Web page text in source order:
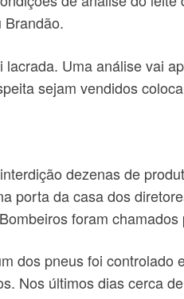
Brandão.
Uma análise vai
sejam vendidos
dezenas de
porta da casa dos
foram
dos pneus foi
Nos últimos dias cerca